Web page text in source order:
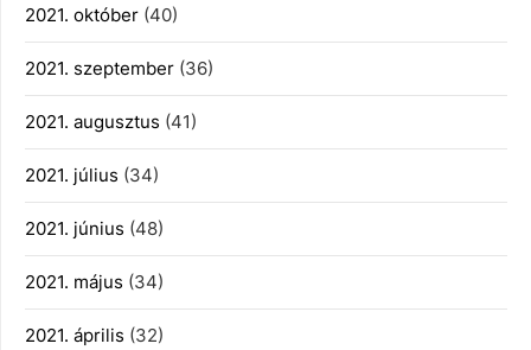
2021. október (40)
2021. szeptember (36)
2021. augusztus (41)
2021. július (34)
2021. június (48)
2021. május (34)
2021. április (32)